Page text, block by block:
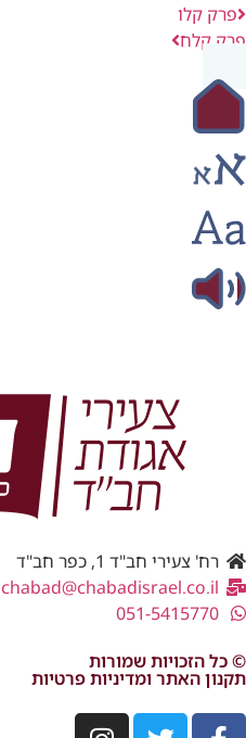
פרק קלו
פרק קלח
רח' צעירי חב"ד 1, כפר חב"ד
chabad@chabadisrael.co.il
051-5415770
© כל הזכויות שמורות
תקנון האתר ומדיניות פרטיות